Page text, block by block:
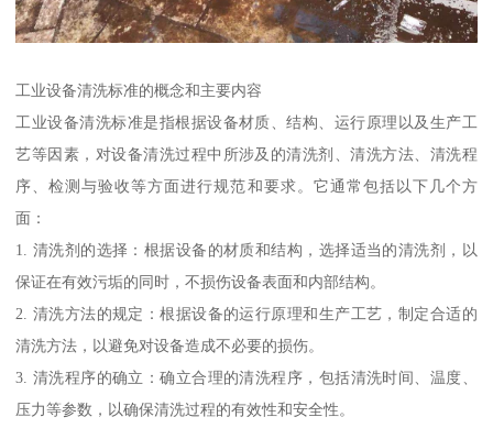
工业设备清洗标准的概念和主要内容
工业设备清洗标准是指根据设备材质、结构、运行原理以及生产工
艺等因素，对设备清洗过程中所涉及的清洗剂、清洗方法、清洗程
序、检测与验收等方面进行规范和要求。它通常包括以下几个方
面：
1. 清洗剂的选择：根据设备的材质和结构，选择适当的清洗剂，以
保证在有效污垢的同时，不损伤设备表面和内部结构。
2. 清洗方法的规定：根据设备的运行原理和生产工艺，制定合适的
清洗方法，以避免对设备造成不必要的损伤。
3. 清洗程序的确立：确立合理的清洗程序，包括清洗时间、温度、
压力等参数，以确保清洗过程的有效性和安全性。